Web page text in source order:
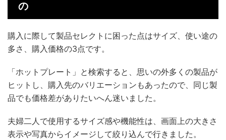
の
購入に際して製品セレクトに困った点はサイズ、使い途の
多さ、購入価格の3点です。
「ホットプレート」と検索すると、思いの外多くの製品が
ヒットし、購入先のバリエーションもあったので、同じ製
品でも価格差がありたいへん迷いました。
夫婦二人で使用するサイズ感や機能性は、画面上の大きさ
表示や写真からイメージして絞り込んで行きました。